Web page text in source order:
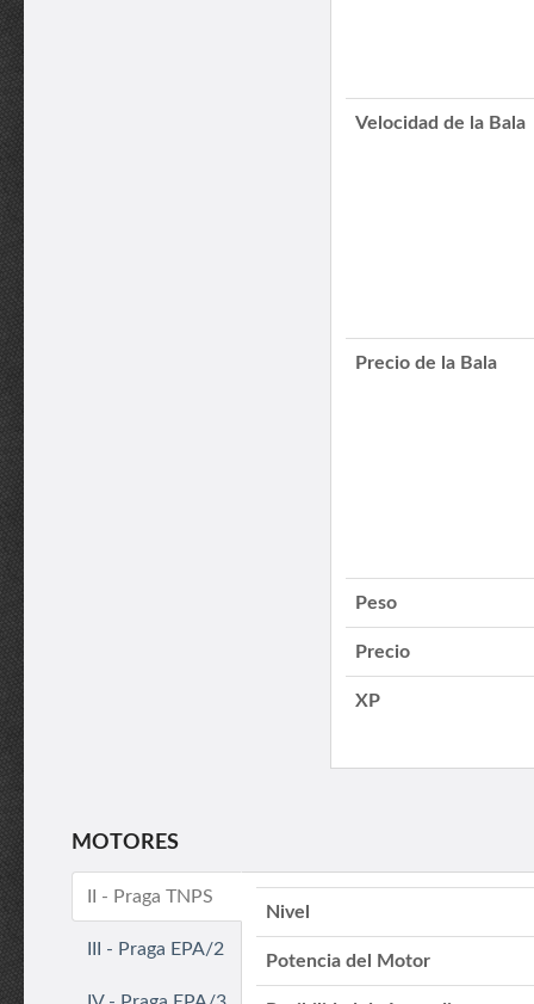
Velocidad de la Bala
Precio de la Bala
Peso
Precio
XP
MOTORES
II - Praga TNPS
III - Praga EPA/2
Nivel
Potencia del Motor